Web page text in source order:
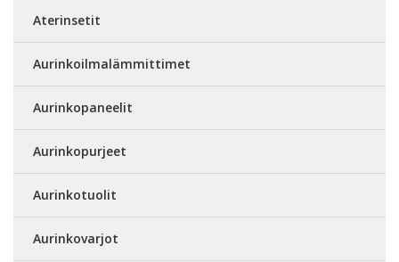
Aterinsetit
Aurinkoilmalämmittimet
Aurinkopaneelit
Aurinkopurjeet
Aurinkotuolit
Aurinkovarjot